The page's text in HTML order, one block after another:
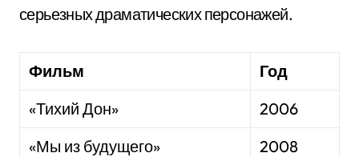
серьезных драматических персонажей.
Фильм
Год
«Тихий Дон»
2006
«Мы из будущего»
2008